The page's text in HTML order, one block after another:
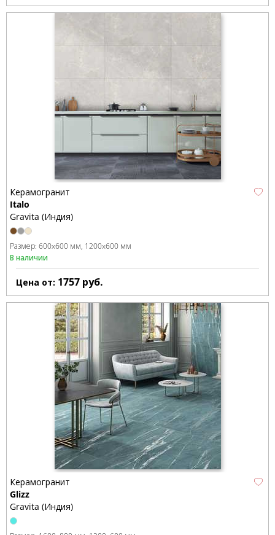
Керамогранит
Italo
Gravita (Индия)
Размер: 600x600 мм 1200x600 мм
В наличии
Цена от: 1757 руб.
Керамогранит
Glizz
Gravita (Индия)